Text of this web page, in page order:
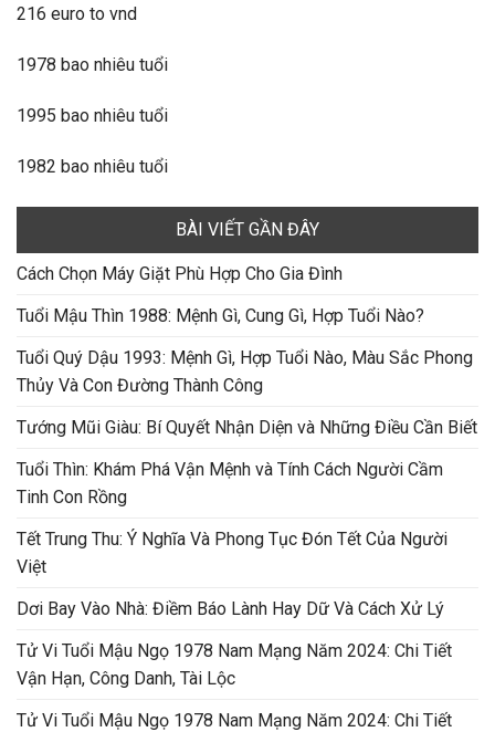
216 euro to vnd
1978 bao nhiêu tuổi
1995 bao nhiêu tuổi
1982 bao nhiêu tuổi
BÀI VIẾT GẦN ĐÂY
Cách Chọn Máy Giặt Phù Hợp Cho Gia Đình
Tuổi Mậu Thìn 1988: Mệnh Gì, Cung Gì, Hợp Tuổi Nào?
Tuổi Quý Dậu 1993: Mệnh Gì, Hợp Tuổi Nào, Màu Sắc Phong
Thủy Và Con Đường Thành Công
Tướng Mũi Giàu: Bí Quyết Nhận Diện và Những Điều Cần Biết
Tuổi Thìn: Khám Phá Vận Mệnh và Tính Cách Người Cầm
Tinh Con Rồng
Tết Trung Thu: Ý Nghĩa Và Phong Tục Đón Tết Của Người
Việt
Dơi Bay Vào Nhà: Điềm Báo Lành Hay Dữ Và Cách Xử Lý
Tử Vi Tuổi Mậu Ngọ 1978 Nam Mạng Năm 2024: Chi Tiết
Vận Hạn, Công Danh, Tài Lộc
Tử Vi Tuổi Mậu Ngọ 1978 Nam Mạng Năm 2024: Chi Tiết